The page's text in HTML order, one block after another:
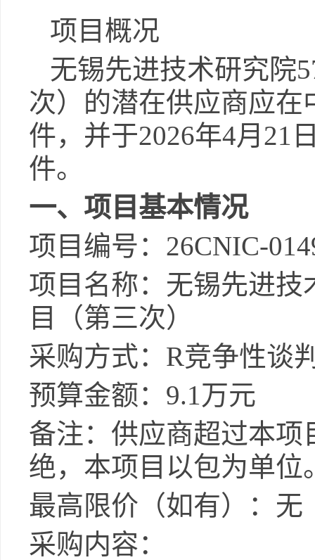
项目概况
无锡先进技术研究院
次）的潜在供应商应
件，并于2026年4月 21
件。
一、项目基本情况
项目编号： 26CNIC-
项目名称：无锡先进技
目（第三次）
采购方式： R竞争性谈
预算金额： 9.1万元
备注：供应商超过本
绝，本项目以包为单位
最高限价（如有）：无
采购内容：